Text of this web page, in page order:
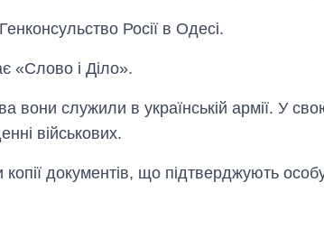
Росії в Одесі.
«Слово і Діло».
вони служили в українській армії. У
військових.
документів, що підтверджують